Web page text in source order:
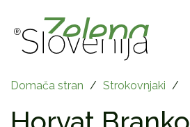
Domača stran / Strokovnjaki /